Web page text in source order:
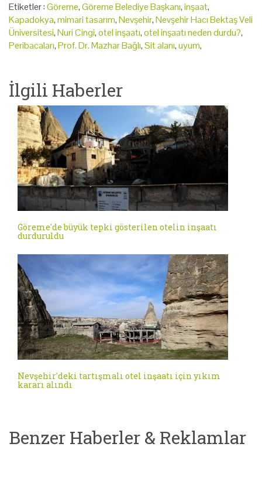
Etiketler :Göreme,Göreme Belediye Başkanı,inşaat,
Kapadokya,mimari tasarım,Nevşehir,Nevşehir Hacı Bektaş Veli
Üniversitesi,Nuri Cingi,otel inşaatı,otel inşaatı neden durdu?,
Peribacaları,Prof. Dr. Mazhar Bağlı,Sit alanı,uyum,
İlgili Haberler
Göreme'de büyük tepki gösterilen otelin inşaatı
durduruldu
Nevşehir'deki tartışmalı otel inşaatı için yıkım
kararı alındı
Benzer Haberler & Reklamlar